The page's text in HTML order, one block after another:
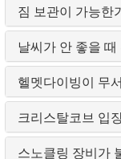
짐 보관이 가능한
날씨가 안 좋을
헬멧다이빙이 무
크리스탈코브 입
스노클링 장비가